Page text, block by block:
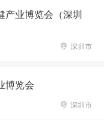
产业博览会（深圳
深圳市
博览会
深圳市